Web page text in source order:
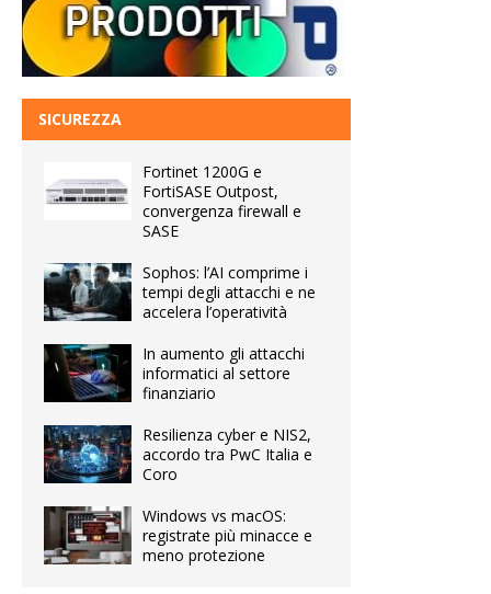
SICUREZZA
Fortinet 1200G e
FortiSASE Outpost,
convergenza firewall e
SASE
Sophos: l’AI comprime i
tempi degli attacchi e ne
accelera l’operatività
In aumento gli attacchi
informatici al settore
finanziario
Resilienza cyber e NIS2,
accordo tra PwC Italia e
Coro
Windows vs macOS:
registrate più minacce e
meno protezione